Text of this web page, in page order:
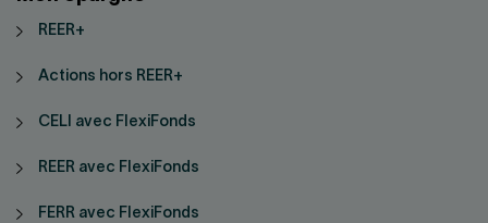
REER+
Actions hors REER+
CELI avec FlexiFonds
REER avec FlexiFonds
FERR avec FlexiFonds